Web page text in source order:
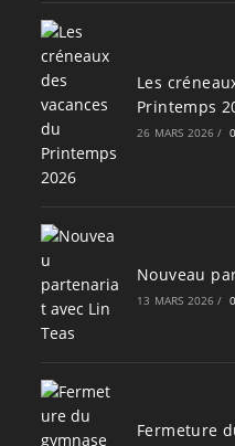
Les
Printemps
26 MARS 2026 /
Nouveau
13 MARS 2026 /
Fermeture